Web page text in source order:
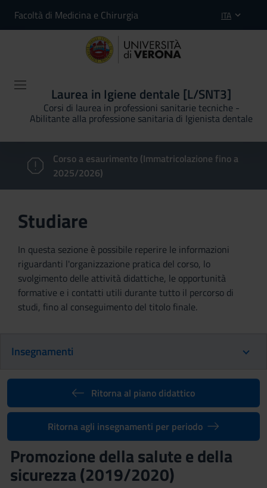
Facoltà di Medicina e Chirurgia ITA
Laurea in Igiene dentale [L/SNT3]
Corsi di laurea in professioni sanitarie tecniche -
Abilitante alla professione sanitaria di Igienista dentale
Corso a esaurimento (Immatricolazione fino a
2025/2026)
Studiare
In questa sezione è possibile reperire le informazioni
riguardanti l'organizzazione pratica del corso, lo
svolgimento delle attività didattiche, le opportunità
formative e i contatti utili durante tutto il percorso di
studi, fino al conseguimento del titolo finale.
Insegnamenti
Ritorna al piano didattico
Ritorna agli insegnamenti per periodo
Promozione della salute e della
sicurezza (2019/2020)